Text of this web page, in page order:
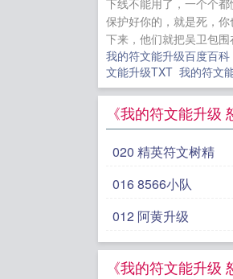
下线不能用了，一个个
保护好你的，就是死，
下来，他们就把吴卫包
我的符文能升级百度百科
文能升级TXT 我的符文
《我的符文能升级
020 精英符文树精
016 8566小队
012 阿黄升级
《我的符文能升级